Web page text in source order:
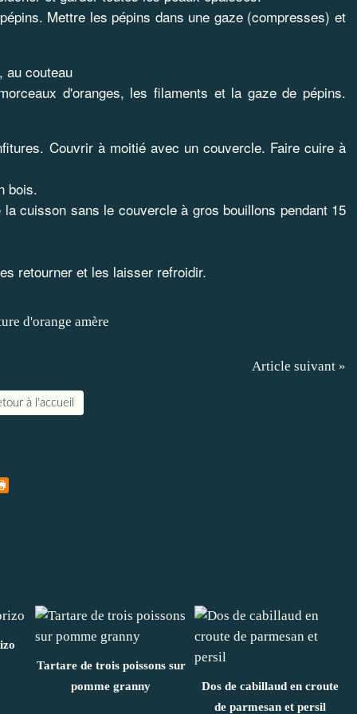
Mettre les pépins dans une gaze (compresses) et
au couteau
d'oranges, les filaments et la gaze de pépins.
Couvrir à moitié avec un couvercle. Faire cuire à
bois.
cuisson sans le couvercle à gros bouillons pendant 15
retourner et les laisser refroidir.
Article suivant »
à l'accueil
Tartare de trois poissons sur
pomme granny
Dos de cabillaud en croute
de parmesan et persil